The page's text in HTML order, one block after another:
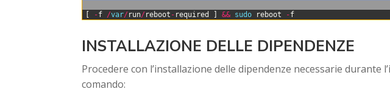
-f /var/ run/ reboot - required && sudo reboot -f
INSTALLAZIONE DELLE DIPENDENZE
Procedere con l’installazione delle dipendenze necessarie durante
comando: